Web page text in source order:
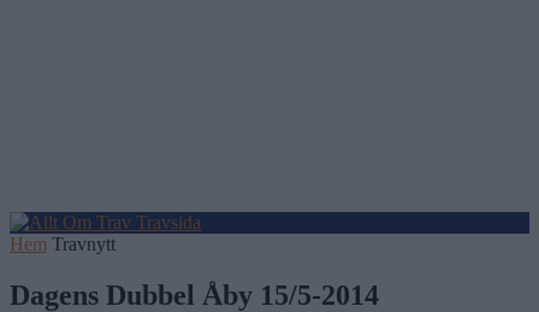
Hem Travnytt
Dagens Dubbel Åby 15/5-2014